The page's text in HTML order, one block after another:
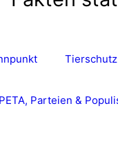
PETA, Parteien &